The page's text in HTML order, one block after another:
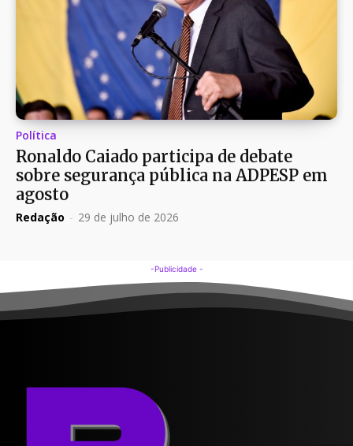
Política
Ronaldo Caiado participa de debate
sobre segurança pública na ADPESP em
agosto
Redação - 29 de julho de 2026
-Publicidade -